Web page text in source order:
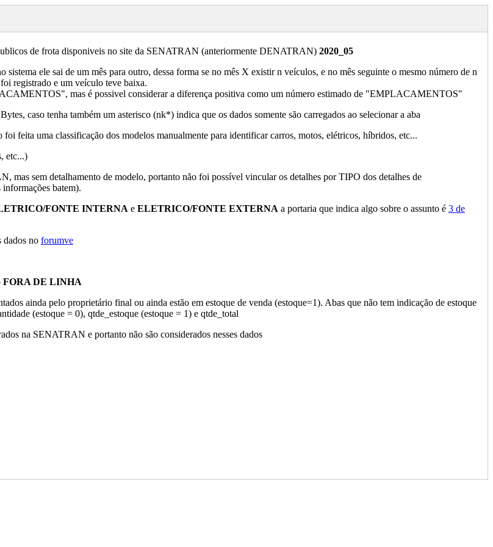
de frota disponiveis no site da SENATRAN (anteriormente DENATRAN) 2020_05
ele sai de um mês para outro, dessa forma se no mês X existir n veículos, e no mês seguinte o mesmo número de n
registrado e um veículo teve baixa.
mas é possivel considerar a diferença positiva como um número estimado de "EMPLACAMENTOS"
caso tenha também um asterisco (nk*) indica que os dados somente são carregados ao selecionar a aba
feita uma classificação dos modelos manualmente para identificar carros, motos, elétricos, híbridos, etc...
etc...)
mas sem detalhamento de modelo, portanto não foi possível vincular os detalhes por TIPO dos detalhes de
batem).
FONTE INTERNA e ELETRICO/FONTE EXTERNA a portaria que indica algo sobre o assunto é 3 de
dados no forumve
FORA DE LINHA
ainda pelo proprietário final ou ainda estão em estoque de venda (estoque=1). Abas que não tem indicação de estoque
(estoque = 0), qtde_estoque (estoque = 1) e qtde_total
na SENATRAN e portanto não são considerados nesses dados